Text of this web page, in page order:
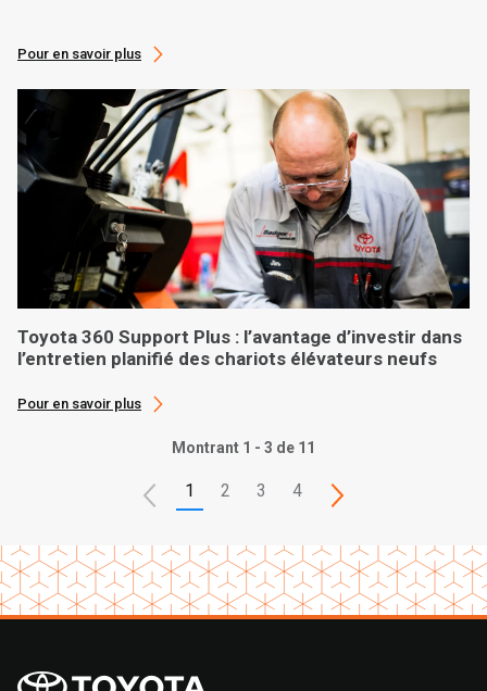
Pour en savoir plus
Toyota 360 Support Plus : l’avantage d’investir dans
l’entretien planifié des chariots élévateurs neufs
Pour en savoir plus
Montrant 1 - 3 de 11
1 2 3 4